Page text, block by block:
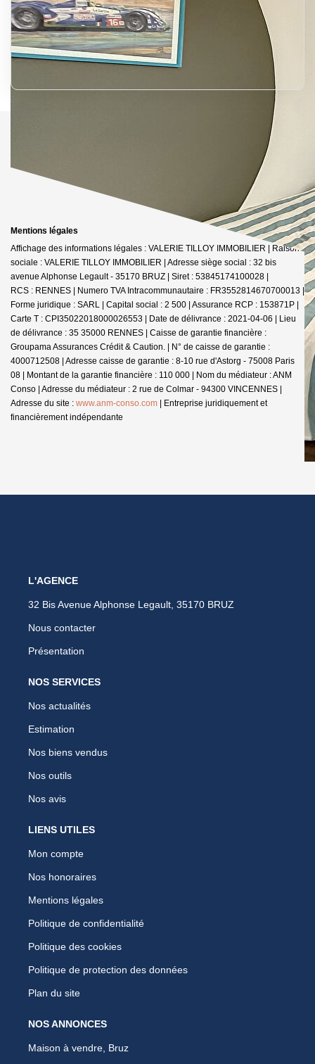
Mentions légales
Affichage des informations légales : VALERIE TILLOY IMMOBILIER | Raison
sociale : VALERIE TILLOY IMMOBILIER | Adresse siège social : 32 bis
avenue Alphonse Legault - 35170 BRUZ | Siret : 53845174100028 |
RCS : RENNES | Numero TVA Intracommunautaire : FR3552814670700013 |
Forme juridique : SARL | Capital social : 2 500 | Assurance RCP : 153871P |
Carte T : CPI35022018000026553 | Date de délivrance : 2021-04-06 | Lieu
de délivrance : 35 35000 RENNES | Caisse de garantie financière :
Groupama Assurances Crédit & Caution. | N° de caisse de garantie :
4000712508 | Adresse caisse de garantie : 8-10 rue d'Astorg - 75008 Paris
08 | Montant de la garantie financière : 110 000 | Nom du médiateur : ANM
Conso | Adresse du médiateur : 2 rue de Colmar - 94300 VINCENNES |
Adresse du site : www.anm-conso.com | Entreprise juridiquement et
financièrement indépendante
L'AGENCE
32 Bis Avenue Alphonse Legault, 35170 BRUZ
Nous contacter
Présentation
NOS SERVICES
Nos actualités
Estimation
Nos biens vendus
Nos outils
Nos avis
LIENS UTILES
Mon compte
Nos honoraires
Mentions légales
Politique de confidentialité
Politique des cookies
Politique de protection des données
Plan du site
NOS ANNONCES
Maison à vendre, Bruz